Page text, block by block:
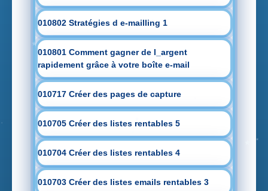
010802 Stratégies d e-mailling 1
010801 Comment gagner de l_argent
rapidement grâce à votre boîte e-mail
010717 Créer des pages de capture
010705 Créer des listes rentables 5
010704 Créer des listes rentables 4
010703 Créer des listes emails rentables 3